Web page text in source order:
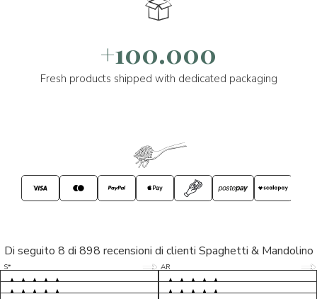
+100.000
Fresh products shipped with dedicated packaging
Di seguito 8 di 898 recensioni di clienti Spaghetti & Mandolino
S* 5/5
LP 5/5
M* 5/5
AR 5/5
D* 5/5
S* 5/5